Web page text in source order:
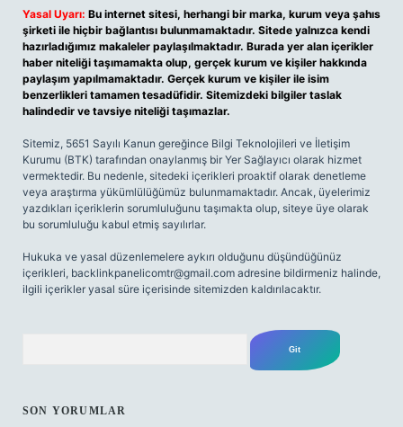
Yasal Uyarı: Bu internet sitesi, herhangi bir marka, kurum veya şahıs
şirketi ile hiçbir bağlantısı bulunmamaktadır. Sitede yalnızca kendi
hazırladığımız makaleler paylaşılmaktadır. Burada yer alan içerikler
haber niteliği taşımamakta olup, gerçek kurum ve kişiler hakkında
paylaşım yapılmamaktadır. Gerçek kurum ve kişiler ile isim
benzerlikleri tamamen tesadüfidir. Sitemizdeki bilgiler taslak
halindedir ve tavsiye niteliği taşımazlar.
Sitemiz, 5651 Sayılı Kanun gereğince Bilgi Teknolojileri ve İletişim
Kurumu (BTK) tarafından onaylanmış bir Yer Sağlayıcı olarak hizmet
vermektedir. Bu nedenle, sitedeki içerikleri proaktif olarak denetleme
veya araştırma yükümlülüğümüz bulunmamaktadır. Ancak, üyelerimiz
yazdıkları içeriklerin sorumluluğunu taşımakta olup, siteye üye olarak
bu sorumluluğu kabul etmiş sayılırlar.
Hukuka ve yasal düzenlemelere aykırı olduğunu düşündüğünüz
içerikleri, backlinkpanelicomtr@gmail.com adresine bildirmeniz halinde,
ilgili içerikler yasal süre içerisinde sitemizden kaldırılacaktır.
SON YORUMLAR